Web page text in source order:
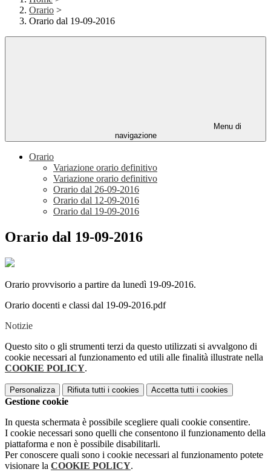
Orario >
Orario dal 19-09-2016
Menu di
navigazione
Orario
Variazione orario definitivo
Variazione orario definitivo
Orario dal 26-09-2016
Orario dal 12-09-2016
Orario dal 19-09-2016
Orario dal 19-09-2016
Orario provvisorio a partire da lunedì 19-09-2016.
Orario docenti e classi dal 19-09-2016.pdf
Notizie
Questo sito o gli strumenti terzi da questo utilizzati si avvalgono di
cookie necessari al funzionamento ed utili alle finalità illustrate nella
COOKIE POLICY.
Personalizza Rifiuta tutti i cookies Accetta tutti i cookies
Gestione cookie
In questa schermata è possibile scegliere quali cookie consentire.
I cookie necessari sono quelli che consentono il funzionamento della
piattaforma e non è possibile disabilitarli.
Per conoscere quali sono i cookie necessari al funzionamento potete
visionare la COOKIE POLICY.